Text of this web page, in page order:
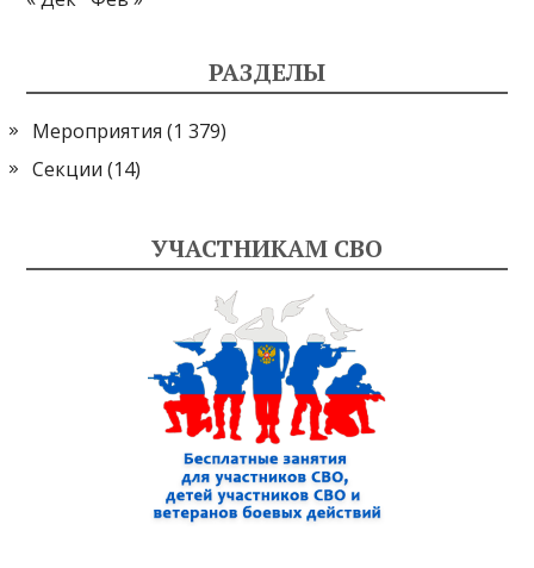
РАЗДЕЛЫ
Мероприятия (1 379)
Секции (14)
УЧАСТНИКАМ СВО